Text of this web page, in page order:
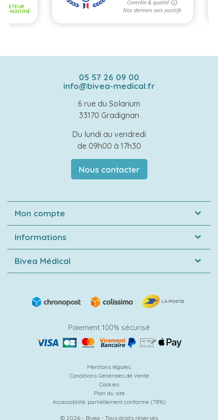
05 57 26 09 00
info@bivea-medical.fr
6 rue du Solarium
33170 Gradignan
Du lundi au vendredi
de 09h00 à 17h30
Nous contacter
Mon compte
Informations
Bivea Médical
Paiement 100% sécurisé
Mentions légales
Conditions Générales de Vente
Cookies
Plan du site
Accessibilité: partiellement conforme (78%)
© 2026 - Bivea - Tous droits réservés